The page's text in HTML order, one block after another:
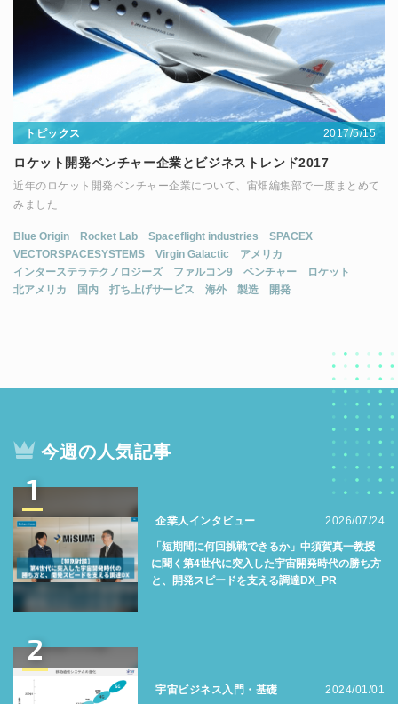
トピックス 2017/5/15
ロケット開発ベンチャー企業とビジネストレンド2017
近年のロケット開発ベンチャー企業について、宙畑編集部で一度まとめて
みました
Blue Origin Rocket Lab Spaceflight industries
SPACEX
VECTORSPACESYSTEMS
Virgin Galactic
アメリカ
インターステラテクノロジーズ
ファルコン9 ベンチャー
ロケット
北アメリカ
国内 打ち上げサービス 海外 製造 開発
今週の人気記事
1
企業人インタビュー 2026/07/24
「短期間に何回挑戦できるか」中須賀真一教授
に聞く第4世代に突入した宇宙開発時代の勝ち方
と、開発スピードを支える調達DX_PR
2
宇宙ビジネス入門・基礎 2024/01/01